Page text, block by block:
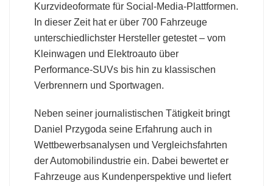
Kurzvideoformate für Social-Media-Plattformen.
In dieser Zeit hat er über 700 Fahrzeuge
unterschiedlichster Hersteller getestet – vom
Kleinwagen und Elektroauto über
Performance-SUVs bis hin zu klassischen
Verbrennern und Sportwagen.
Neben seiner journalistischen Tätigkeit bringt
Daniel Przygoda seine Erfahrung auch in
Wettbewerbsanalysen und Vergleichsfahrten
der Automobilindustrie ein. Dabei bewertet er
Fahrzeuge aus Kundenperspektive und liefert